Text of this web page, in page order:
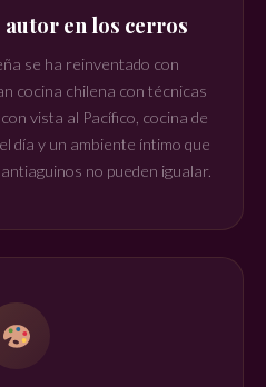
autor en los cerros
se ha reinventado con
cocina chilena con técnicas
vista al Pacífico, cocina de
día y un ambiente íntimo que
no pueden igualar.